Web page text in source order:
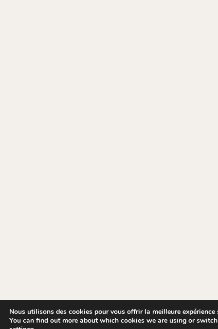
Nous utilisons des cookies pour vous offrir la meilleure expérience
You can find out more about which cookies we are using or